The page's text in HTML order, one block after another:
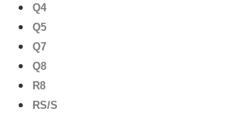
Q4
Q5
Q7
Q8
R8
RS/S